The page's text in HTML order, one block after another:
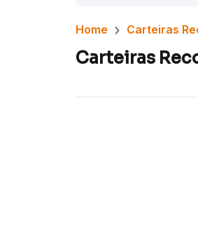
Home Carteiras
Carteiras